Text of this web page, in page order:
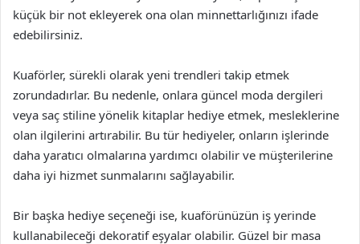
küçük bir not ekleyerek ona olan minnettarlığınızı ifade
edebilirsiniz.
Kuaförler, sürekli olarak yeni trendleri takip etmek
zorundadırlar. Bu nedenle, onlara güncel moda dergileri
veya saç stiline yönelik kitaplar hediye etmek, mesleklerine
olan ilgilerini artırabilir. Bu tür hediyeler, onların işlerinde
daha yaratıcı olmalarına yardımcı olabilir ve müşterilerine
daha iyi hizmet sunmalarını sağlayabilir.
Bir başka hediye seçeneği ise, kuaförünüzün iş yerinde
kullanabileceği dekoratif eşyalar olabilir. Güzel bir masa